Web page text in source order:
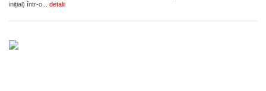
inițial) într-o... detalii